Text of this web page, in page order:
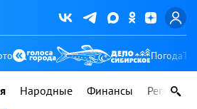
Погода
Народные Финансы Регионы